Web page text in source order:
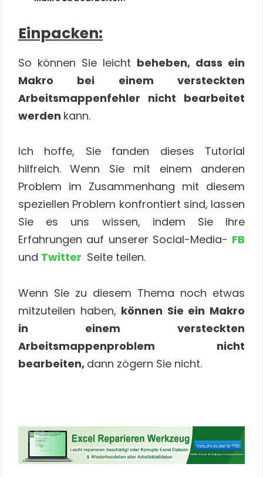
nd
Einpacken:
So können Sie leicht beheben, dass ein
Makro bei einem versteckten
Arbeitsmappenfehler nicht bearbeitet
werden kann.
Ich hoffe, Sie fanden dieses Tutorial
hilfreich. Wenn Sie mit einem anderen
Problem im Zusammenhang mit diesem
speziellen Problem konfrontiert sind, lassen
Sie es uns wissen, indem Sie Ihre
Erfahrungen auf unserer Social-Media- FB
und Twitter Seite teilen.
Wenn Sie zu diesem Thema noch etwas
mitzuteilen haben, können Sie ein Makro
in einem versteckten
Arbeitsmappenproblem nicht
bearbeiten, dann zögern Sie nicht.